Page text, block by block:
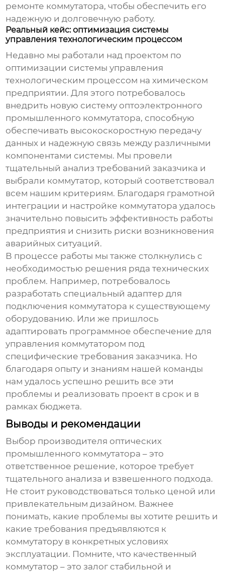
ремонте коммутатора, чтобы обеспечить его
надежную и долговечную работу.
Реальный кейс: оптимизация системы
управления технологическим процессом
Недавно мы работали над проектом по
оптимизации системы управления
технологическим процессом на химическом
предприятии. Для этого потребовалось
внедрить новую систему оптоэлектронного
промышленного коммутатора, способную
обеспечивать высокоскоростную передачу
данных и надежную связь между различными
компонентами системы. Мы провели
тщательный анализ требований заказчика и
выбрали коммутатор, который соответствовал
всем нашим критериям. Благодаря грамотной
интеграции и настройке коммутатора удалось
значительно повысить эффективность работы
предприятия и снизить риски возникновения
аварийных ситуаций.
В процессе работы мы также столкнулись с
необходимостью решения ряда технических
проблем. Например, потребовалось
разработать специальный адаптер для
подключения коммутатора к существующему
оборудованию. Или же пришлось
адаптировать программное обеспечение для
управления коммутатором под
специфические требования заказчика. Но
благодаря опыту и знаниям нашей команды
нам удалось успешно решить все эти
проблемы и реализовать проект в срок и в
рамках бюджета.
Выводы и рекомендации
Выбор производителя оптических
промышленного коммутатора – это
ответственное решение, которое требует
тщательного анализа и взвешенного подхода.
Не стоит руководствоваться только ценой или
привлекательным дизайном. Важнее
понимать, какие проблемы вы хотите решить и
какие требования предъявляются к
коммутатору в конкретных условиях
эксплуатации. Помните, что качественный
коммутатор – это залог стабильной и